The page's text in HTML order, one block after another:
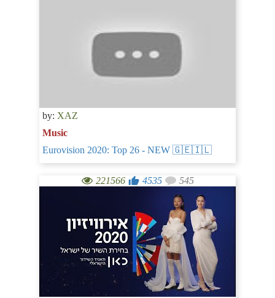
by: XAZ
Music
Eurovision 2020: Top 26 - NEW 🇬🇪🇮🇱
221566 4535 545